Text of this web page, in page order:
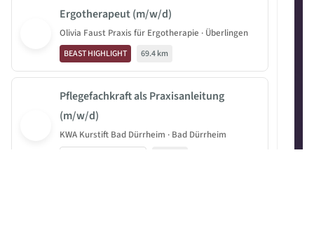
Ergotherapeut (m/w/d)
Olivia Faust Praxis für Ergotherapie · Überlingen
BEAST HIGHLIGHT 69.4 km
Pflegefachkraft als Praxisanleitung
(m/w/d)
KWA Kurstift Bad Dürrheim · Bad Dürrheim